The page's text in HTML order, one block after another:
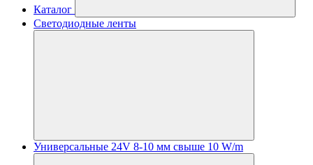
Каталог
Светодиодные ленты
Универсальные 24V 8-10 мм свыше 10 W/m